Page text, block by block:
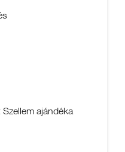
ajándéka